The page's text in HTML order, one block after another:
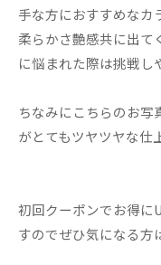
手な方におすすめなカ
柔らかさ艶感共に出て
に悩まれた際は挑戦し
ちなみにこちらのお写
がとてもツヤツヤな仕
初回クーポンでお得に
すのでぜひ気になる方